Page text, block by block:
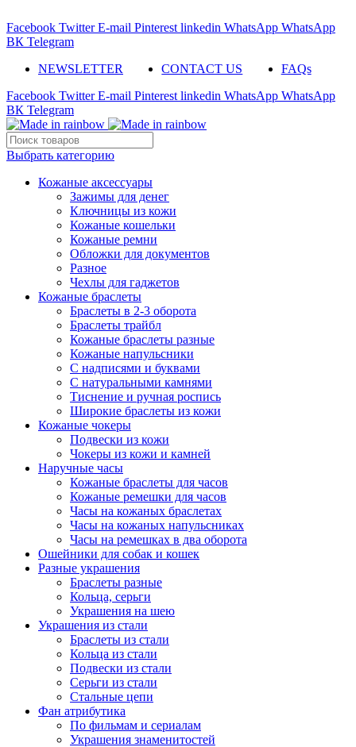
Facebook Twitter E-mail Pinterest linkedin WhatsApp WhatsApp
ВК Telegram
NEWSLETTER
CONTACT US
FAQs
Facebook Twitter E-mail Pinterest linkedin WhatsApp WhatsApp
ВК Telegram
Выбрать категорию
Кожаные аксессуары
Зажимы для денег
Ключницы из кожи
Кожаные кошельки
Кожаные ремни
Обложки для документов
Разное
Чехлы для гаджетов
Кожаные браслеты
Браслеты в 2-3 оборота
Браслеты трайбл
Кожаные браслеты разные
Кожаные напульсники
С надписями и буквами
С натуральными камнями
Тиснение и ручная роспись
Широкие браслеты из кожи
Кожаные чокеры
Подвески из кожи
Чокеры из кожи и камней
Наручные часы
Кожаные браслеты для часов
Кожаные ремешки для часов
Часы на кожаных браслетах
Часы на кожаных напульсниках
Часы на ремешках в два оборота
Ошейники для собак и кошек
Разные украшения
Браслеты разные
Кольца, серьги
Украшения на шею
Украшения из стали
Браслеты из стали
Кольца из стали
Подвески из стали
Серьги из стали
Стальные цепи
Фан атрибутика
По фильмам и сериалам
Украшения знаменитостей